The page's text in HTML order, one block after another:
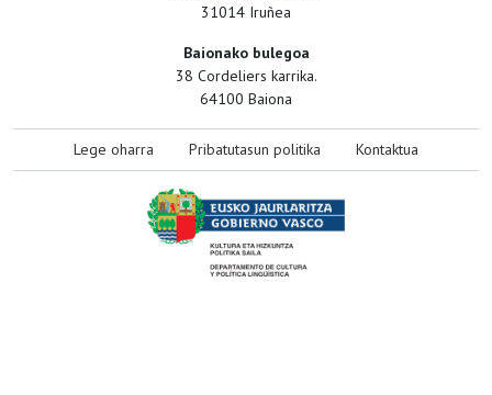
31014 Iruñea
Baionako bulegoa
38 Cordeliers karrika.
64100 Baiona
Lege oharra Pribatutasun politika Kontaktua